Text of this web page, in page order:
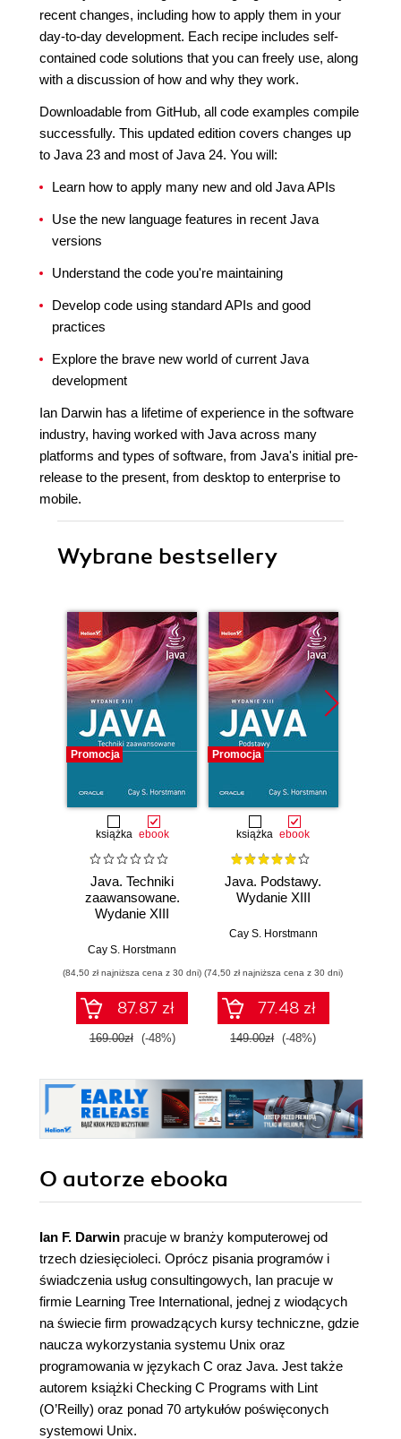
recent changes, including how to apply them in your
day-to-day development. Each recipe includes self-
contained code solutions that you can freely use, along
with a discussion of how and why they work.
Downloadable from GitHub, all code examples compile
successfully. This updated edition covers changes up
to Java 23 and most of Java 24. You will:
Learn how to apply many new and old Java APIs
Use the new language features in recent Java
versions
Understand the code you're maintaining
Develop code using standard APIs and good
practices
Explore the brave new world of current Java
development
Ian Darwin has a lifetime of experience in the software
industry, having worked with Java across many
platforms and types of software, from Java's initial pre-
release to the present, from desktop to enterprise to
mobile.
Wybrane bestsellery
Promocja
książka ebook
Java. Techniki
zaawansowane.
Wydanie XIII
Cay S. Horstmann
(84,50 zł najniższa cena z 30 dni)
87.87 zł
169.00zł (-48%)
Promocja
książka ebook
Java. Podstawy.
Wydanie XIII
Cay S. Horstmann
(74,50 zł najniższa cena z 30 dni)
77.48 zł
149.00zł (-48%)
O autorze ebooka
Ian F. Darwin pracuje w branży komputerowej od
trzech dziesięcioleci. Oprócz pisania programów i
świadczenia usług consultingowych, Ian pracuje w
firmie Learning Tree International, jednej z wiodących
na świecie firm prowadzących kursy techniczne, gdzie
naucza wykorzystania systemu Unix oraz
programowania w językach C oraz Java. Jest także
autorem książki Checking C Programs with Lint
(O’Reilly) oraz ponad 70 artykułów poświęconych
systemowi Unix.